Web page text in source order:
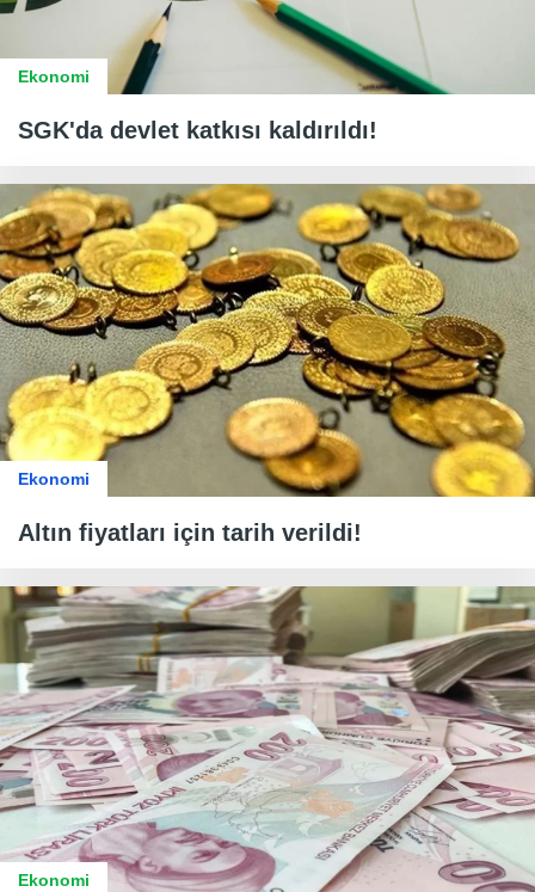
Ekonomi
SGK'da devlet katkısı kaldırıldı!
Ekonomi
Altın fiyatları için tarih verildi!
Ekonomi